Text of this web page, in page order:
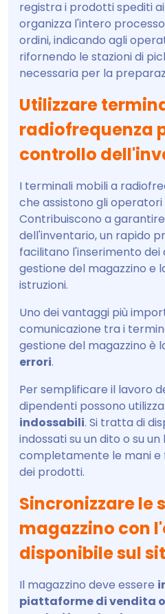
registra i prodotti spediti
organizza l'intero
ordini, indicando agli
rifornendo le stazioni di
necessaria per la
Utilizzare
radiofrequenza
controllo
I terminali mobili a
che assistono gli
Contribuiscono a
dell'inventario, un rapido
facilitano l'inserimento
gestione del magazzino e
istruzioni.
Uno dei vantaggi più
comunicazione tra i
gestione del magazzino è
errori.
Per semplificare il lavoro
dipendenti possono
indossabili. Si tratta di
indossati su un dito o su
completamente le mani e
dei prodotti.
Sincronizzare le
magazzino con
disponibile sul
Il magazzino deve essere
piattaforme di vendita